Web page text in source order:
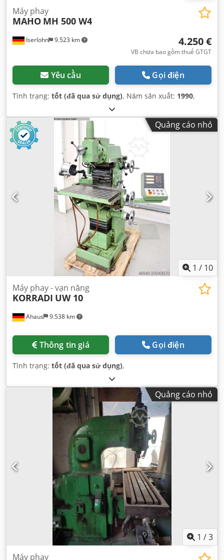
Iserlohn 9.523 km
Máy phay
MAHO MH 500 W4
4.250 €
VB chưa bao gồm thuế GTGT
Yêu cầu Gọi điện
Tình trạng: tốt (đã qua sử dụng), Năm sản xuất: 1990,
Quảng cáo nhỏ
1 / 10
Ahaus 9.538 km
Máy phay - vạn năng
KORRADI UW 10
Thông tin giá Gọi điện
Tình trạng: tốt (đã qua sử dụng),
Quảng cáo nhỏ
1 /3
Máy phay